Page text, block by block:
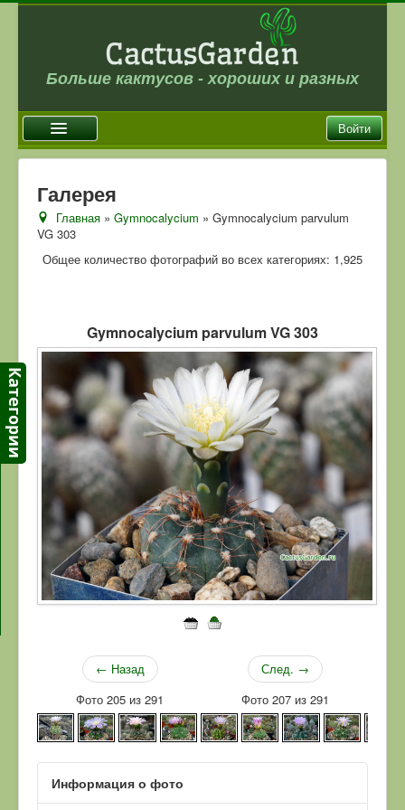
Больше кактусов - хороших и разных
Войти
Новости
Галерея
Магазин
Ссылки
Контакты
Галерея
Главная »Gymnocalycium » Gymnocalycium parvulum
VG 303
Общее количество фотографий во всех категориях: 1,925
Gymnocalycium parvulum VG 303
← Назад
Фото 205 из 291
След. →
Фото 207 из 291
Информация о фото